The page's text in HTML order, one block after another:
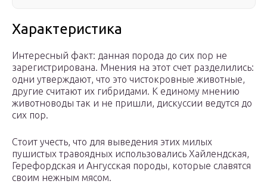
Характеристика
Интересный факт: данная порода до сих пор не
зарегистрирована. Мнения на этот счет разделились:
одни утверждают, что это чистокровные животные,
другие считают их гибридами. К единому мнению
животноводы так и не пришли, дискуссии ведутся до
сих пор.
Стоит учесть, что для выведения этих милых
пушистых травоядных использовались Хайлендская,
Герефордская и Ангусская породы, которые славятся
своим нежным мясом.